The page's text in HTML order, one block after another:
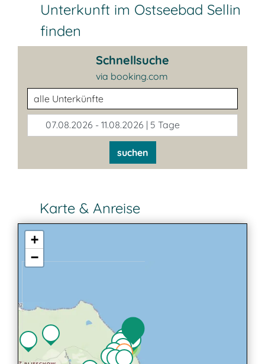
Unterkunft im Ostseebad Sellin
finden
Schnellsuche
via booking.com
Unterkunftsart
07.08.2026 - 11.08.2026 | 5 Tage
suchen
Karte & Anreise
2
+
−